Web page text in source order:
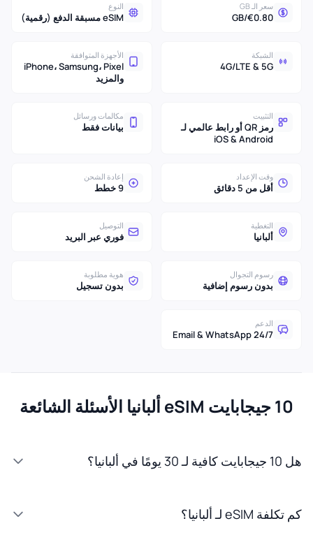
سعر الـ GB
€0.80/GB
النوع
eSIM مسبقة الدفع (رقمية)
الشبكة
4G/LTE & 5G
الأجهزة المتوافقة
iPhone، Samsung، Pixel
والمزيد
التثبيت
رمز QR أو رابط عالمي لـ
iOS & Android
مكالمات ورسائل
بيانات فقط
وقت الإعداد
أقل من 5 دقائق
إعادة الشحن
9 خطط
التغطية
ألبانيا
التوصيل
فوري عبر البريد
رسوم التجوال
بدون رسوم إضافية
هوية مطلوبة
بدون تسجيل
الدعم
24/7 Email & WhatsApp
10 جيجابايت eSIM ألبانيا الأسئلة الشائعة
هل 10 جيجابايت كافية لـ 30 يومًا في ألبانيا؟
كم تكلفة eSIM لـ ألبانيا؟